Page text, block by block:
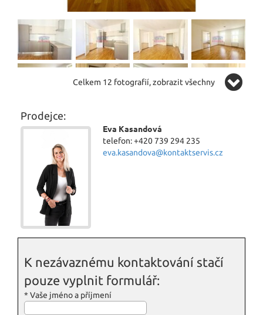
Celkem 12 fotografií, zobrazit všechny
Prodejce:
Eva Kasandová
telefon: +420 739 294 235
eva.kasandova@kontaktservis.cz
K nezávaznému kontaktování stačí
pouze vyplnit formulář:
* Vaše jméno a příjmení